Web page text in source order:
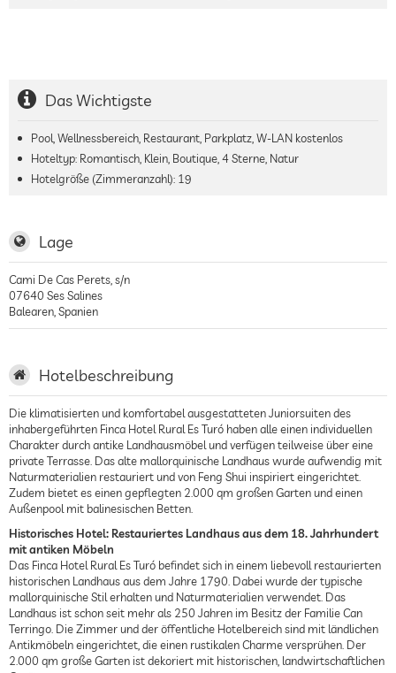
Das Wichtigste
Pool, Wellnessbereich, Restaurant, Parkplatz, W-LAN kostenlos
Hoteltyp: Romantisch, Klein, Boutique, 4 Sterne, Natur
Hotelgröße (Zimmeranzahl): 19
Lage
Cami De Cas Perets, s/n
07640 Ses Salines
Balearen Spanien
Hotelbeschreibung
Die klimatisierten und komfortabel ausgestatteten Juniorsuiten des
inhabergeführten Finca Hotel Rural Es Turó haben alle einen individuellen
Charakter durch antike Landhausmöbel und verfügen teilweise über eine
private Terrasse. Das alte mallorquinische Landhaus wurde aufwendig mit
Naturmaterialien restauriert und von Feng Shui inspiriert eingerichtet.
Zudem bietet es einen gepflegten 2.000 qm großen Garten und einen
Außenpool mit balinesischen Betten.
Historisches Hotel: Restauriertes Landhaus aus dem 18. Jahrhundert
mit antiken Möbeln
Das Finca Hotel Rural Es Turó befindet sich in einem liebevoll restaurierten
historischen Landhaus aus dem Jahre 1790. Dabei wurde der typische
mallorquinische Stil erhalten und Naturmaterialien verwendet. Das
Landhaus ist schon seit mehr als 250 Jahren im Besitz der Familie Can
Terringo. Die Zimmer und der öffentliche Hotelbereich sind mit ländlichen
Antikmöbeln eingerichtet, die einen rustikalen Charme versprühen. Der
2.000 qm große Garten ist dekoriert mit historischen, landwirtschaftlichen